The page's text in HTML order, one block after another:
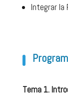
Integrar la
Tema 1.